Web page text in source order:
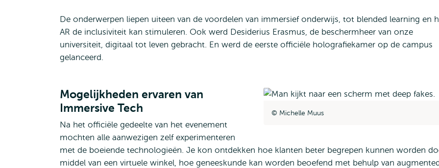
De onderwerpen liepen uiteen van de voordelen van immersief onderwijs, tot blended learning en
AR de inclusiviteit kan stimuleren. Ook werd Desiderius Erasmus, de beschermheer van onze
universiteit, digitaal tot leven gebracht. En werd de eerste officiële holografiekamer op de campus
gelanceerd.
Michelle Muus
Mogelijkheden ervaren van
Immersive Tech
Na het officiële gedeelte van het evenement
mochten alle aanwezigen zelf experimenteren
met de boeiende technologieën. Je kon ontdekken hoe klanten beter begrepen kunnen worden
middel van een virtuele winkel, hoe geneeskunde kan worden beoefend met behulp van